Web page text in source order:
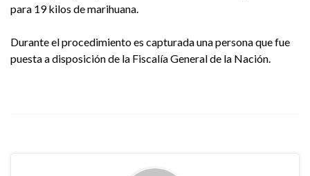
para 19 kilos de marihuana.
Durante el procedimiento es capturada una persona que fue
puesta a disposición de la Fiscalía General de la Nación.